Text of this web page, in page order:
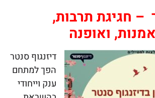
– חגיגת תרבות,
ואופנה
דיזנגוף סנטר
הפך למתחם
ענק וייחודי